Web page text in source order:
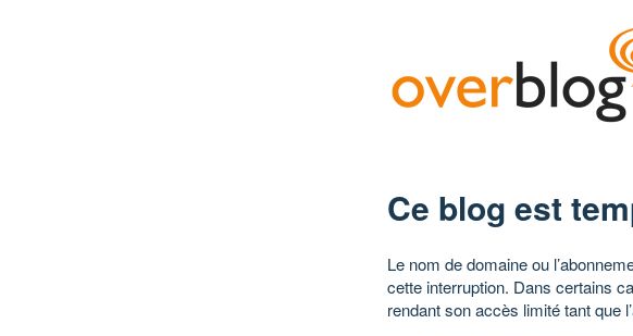
Ce blog est
Le nom de domaine ou
cette interruption. Dans certains
rendant son accès limité tant que